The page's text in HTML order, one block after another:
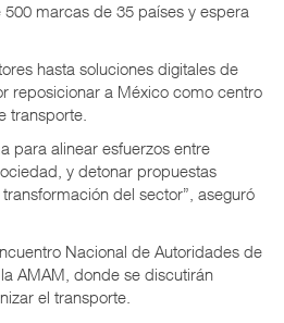
marcas de 35 países y espera
hasta soluciones digitales de
reposicionar a México como centro
transporte.
para alinear esfuerzos entre
y detonar propuestas
del sector”, aseguró
Nacional de Autoridades de
AMAM, donde se discutirán
el transporte.